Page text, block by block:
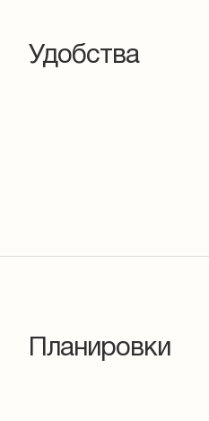
Удобства
Планировки